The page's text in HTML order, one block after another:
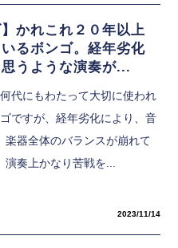
】かれこれ２０年以上
るボンゴ。経年劣化
うような演奏が...
代にもわたって大切に使われ
ですが、経年劣化により、音
器全体のバランスが崩れて
奏上かなり苦戦を...
2023/11/14